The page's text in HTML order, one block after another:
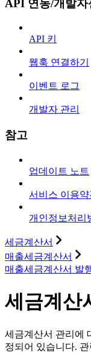
API 연동/개발자
API 키
웹훅 연결하기
이벤트 로그
개발자 관리
참고
업데이트 노트
서비스 이용약
개인정보처리
세금계산서
매출세금계산서
매출세금계산서 발
세금계산
세금계산서 관리에
정되어 있습니다.